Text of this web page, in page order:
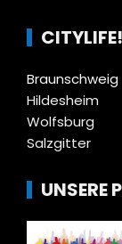
Braunschweig
Hildesheim
Wolfsburg
Salzgitter
UNSERE